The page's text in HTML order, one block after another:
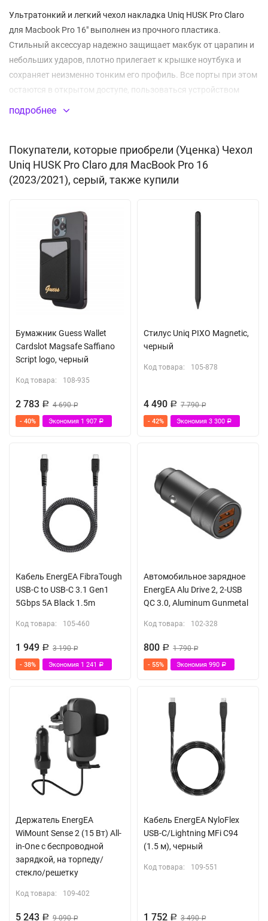
Ультратонкий и легкий чехол накладка Uniq HUSK Pro Claro
для Macbook Pro 16" выполнен из прочного пластика.
Стильный аксессуар надежно защищает макбук от царапин и
небольших ударов, плотно прилегает к крышке ноутбука и
сохраняет неизменно тонким его профиль. Все порты при этом
остаются в открытом доступе, пользоваться устройством
будет все так же удобно.
Защита от царапин, потертостей и сколов
Полный доступ ко всем портам и кнопкам
СОВМЕСТИМОСТЬ:
MacBook Pro 16" 2021 с чипом M1
MacBook Pro 16" 2023 с чипом M3
подробнее
Покупатели, которые приобрели (Уценка) Чехол
Uniq HUSK Pro Claro для MacBook Pro 16
(2023/2021), серый, также купили
Бумажник Guess Wallet
Cardslot Magsafe Saffiano
Script logo, черный
Код товара: 108-935
2 783 Р 4 690Р
- 40% Экономия 1 907 Р
Стилус Uniq PIXO Magnetic,
черный
Код товара: 105-878
4 490 Р 7 790Р
- 42% Экономия 3 300 Р
Кабель EnergEA FibraTough
USB-C to USB-C 3.1 Gen1
5Gbps 5A Black 1.5m
Код товара: 105-460
1 949 Р 3 190Р
- 38% Экономия 1 241 Р
Автомобильное зарядное
EnergEA Alu Drive 2, 2-USB
QC 3.0, Aluminum Gunmetal
Код товара: 102-328
800 Р 1 790Р
- 55% Экономия 990 Р
Держатель EnergEA
WiMount Sense 2 (15 Вт) All-
in-One с беспроводной
зарядкой, на торпеду/
стекло/решетку
Код товара: 109-402
5 243 Р 9 090Р
Кабель EnergEA NyloFlex
USB-С/Lightning MFi C94
(1.5 м), черный
Код товара: 109-551
1 752 Р 3 490Р